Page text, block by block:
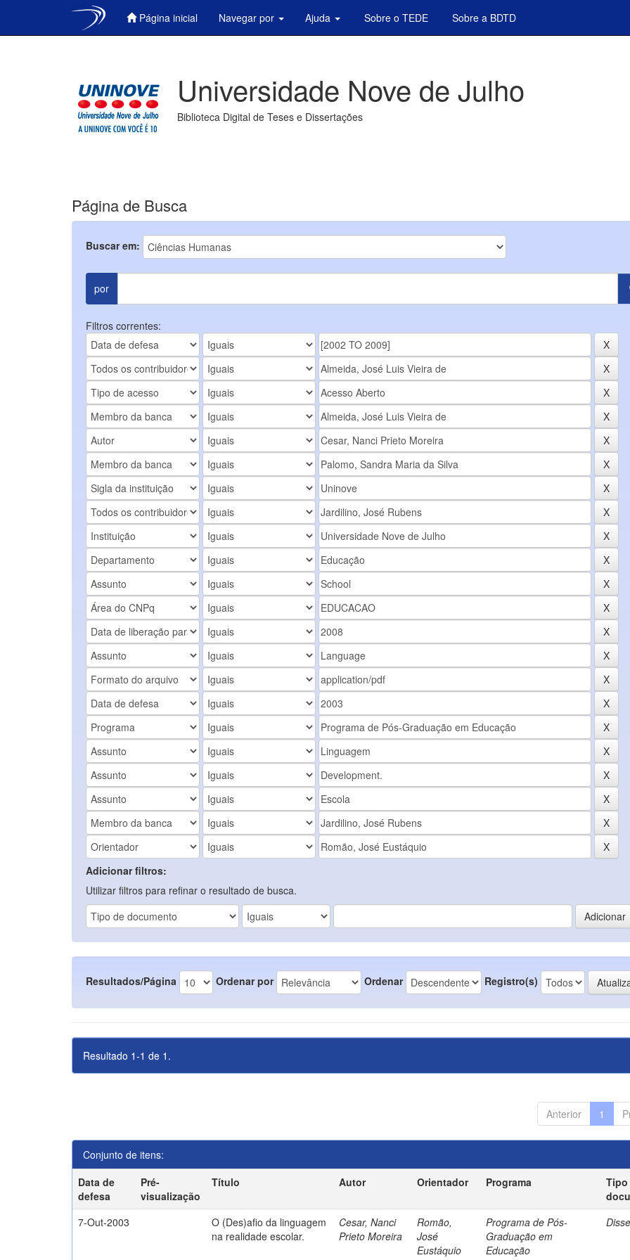
Página inicial Navegar por Ajuda Sobre o TEDE Sobre a BDTD
Universidade Nove de Julho
Biblioteca Digital de Teses e Dissertações
Página de Busca
Buscar em:
por
Filtros correntes:
Adicionar filtros:
Utilizar filtros para refinar o resultado de busca.
Resultados/Página Ordenar por Ordenar Registro(s)
Resultado 1-1 de 1.
Anterior 1
Conjunto de itens:
Data de
defesa
Pré-
visualização
Título Autor Orientador Programa
Tipo
7-Out-2003
O (Des)afio da linguagem
na realidade escolar.
Cesar, Nanci
Prieto Moreira
Romão,
José
Eustáquio
Programa de Pós-
Graduação em
Educação